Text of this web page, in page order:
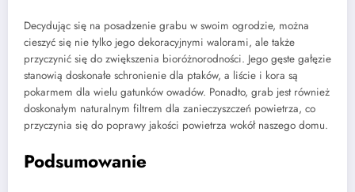
Decydując się na posadzenie grabu w swoim ogrodzie, można
cieszyć się nie tylko jego dekoracyjnymi walorami, ale także
przyczynić się do zwiększenia bioróżnorodności. Jego gęste gałęzie
stanowią doskonałe schronienie dla ptaków, a liście i kora są
pokarmem dla wielu gatunków owadów. Ponadto, grab jest również
doskonałym naturalnym filtrem dla zanieczyszczeń powietrza, co
przyczynia się do poprawy jakości powietrza wokół naszego domu.
Podsumowanie